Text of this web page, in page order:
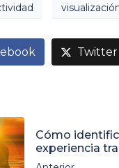
Twitter
Cómo
experiencia